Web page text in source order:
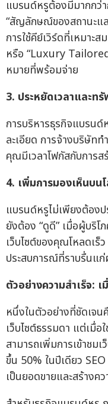
แบรนด์หรูต้องมีมากกว่
“สัญลักษณ์ของสถานะแล
การใช้คีย์เวิร์ดที่เหมาะ
หรือ “Luxury
หมายที่พร้อมจ่าย
3. ประหยัดเวลาและท
การบริหารธุรกิจแบรนด์
ละเอียด การจ้างบริษัท
คุณมีเวลาโฟกัสกับการ
4. เพิ่มการมองเห็นบน
แบรนด์หรูไม่เพียงต้อง
ยังต้อง “ดูดี” เมื่อผู้บริโภ
เว็บไซต์ของคุณโหลดเร็
ประสบการณ์ที่ราบรื่นแก่
ตัวอย่างความสำเร็จ:
หนึ่งในตัวอย่างที่ชัดเจ
เว็บไซต์ธรรมดา แต่เมื่อ
สามารถเพิ่มการเข้าชม
ขึ้น 50% ในปีเดียว
เป็นยอดขายและสร้างค